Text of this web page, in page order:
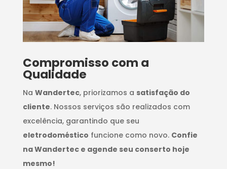
Compromisso com a
Qualidade
Na Wandertec, priorizamos a satisfação do
cliente. Nossos serviços são realizados com
excelência, garantindo que seu
eletrodoméstico funcione como novo. Confie
na Wandertec e agende seu conserto hoje
mesmo!